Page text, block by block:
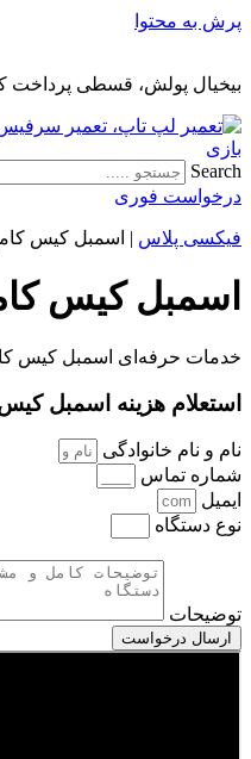
پرش به محتوا
بیخیال پولش، قسطی پرداخت
Search
درخواست فوری
فیکسی پلاس | اسمبل کیس
اسمبل کیس
خدمات حرفه‌ای اسمبل کیس
استعلام هزینه اسمبل کیس
نام و نام خانوادگی
شماره تماس
ایمیل
نوع دستگاه
توضیحات
ارسال درخواست